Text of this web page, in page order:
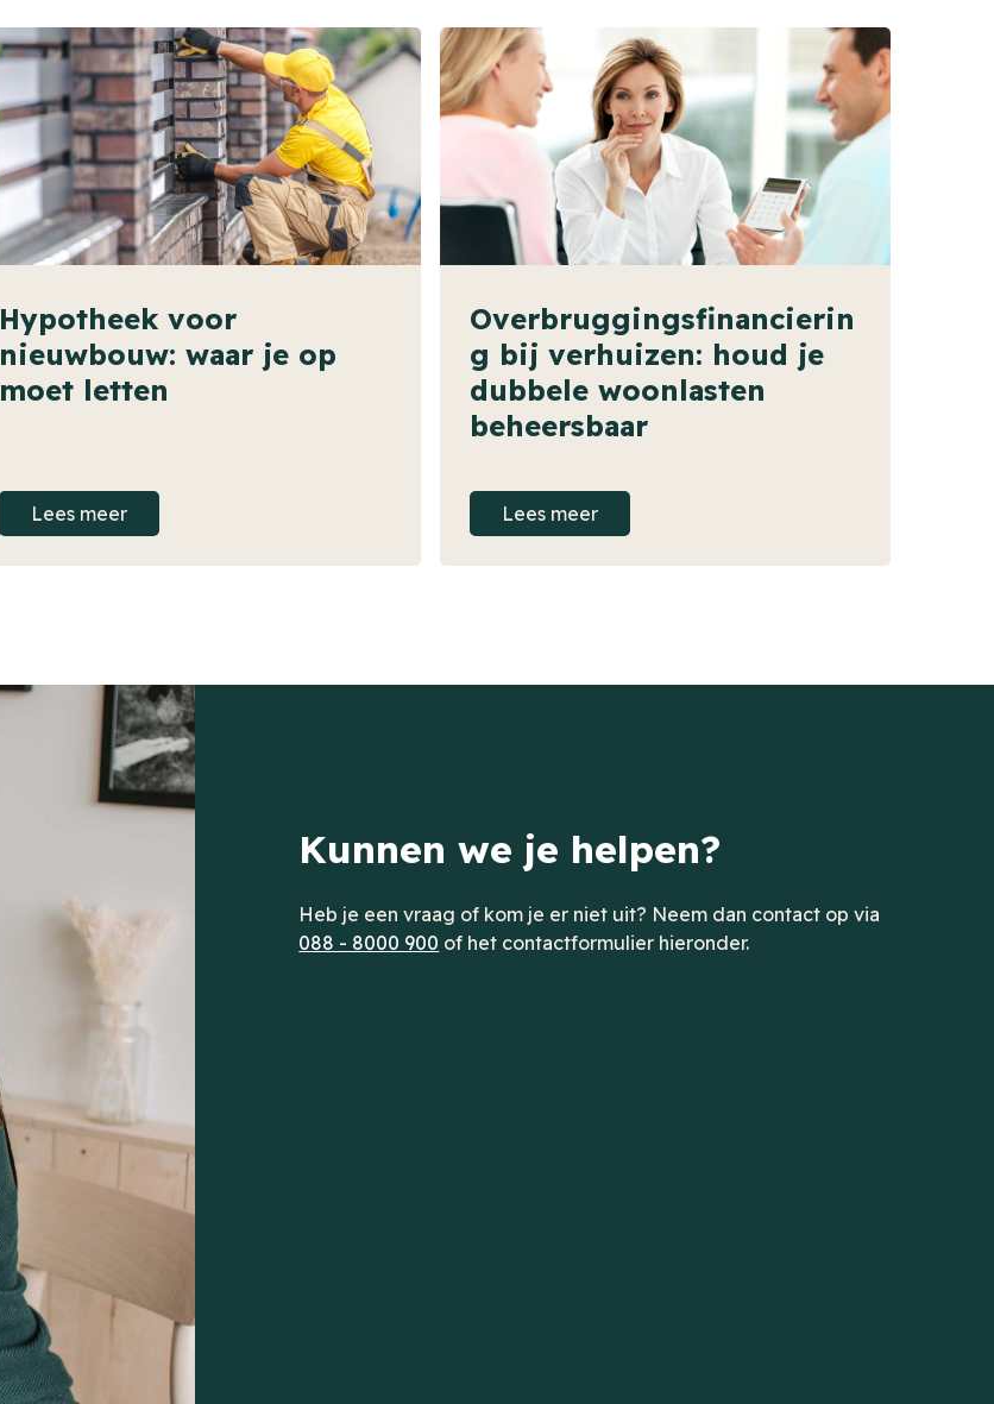
Hypotheek voor
nieuwbouw: waar je op
moet letten
Lees meer
Overbruggingsfinancierin
g bij verhuizen: houd je
dubbele woonlasten
beheersbaar
Lees meer
Kunnen we je helpen?
Heb je een vraag of kom je er niet uit? Neem dan contact op via
088 - 8000 900 of het contactformulier hieronder.